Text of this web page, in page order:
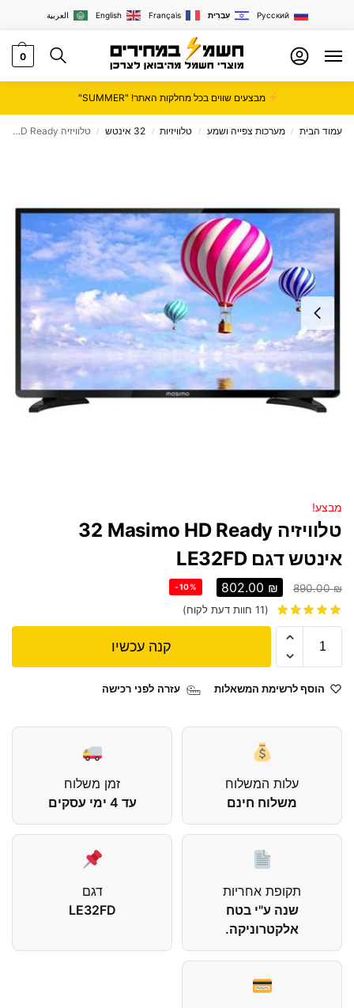
العربية English Français עִבְרִית Русский
0
מבצעים שווים בכל מחלקות האתר! "SUMMER"
עמוד הבית / מערכות צפייה ושמע / טלוויזיות / 32 אינטש / טלוויזיה Masimo HD Ready ‏32 ‏אינטש דגם LE32FD
מבצע!
טלוויזיה Masimo HD Ready ‏32
‏אינטש דגם LE32FD
890.00₪
802.00 ₪
-10%
(
11 חוות דעת לקוח)
קנה עכשיו
הוסף לרשימת המשאלות עזרה לפני רכישה
עלות המשלוח
משלוח חינם
זמן משלוח
עד 4 ימי עסקים
תקופת אחריות
שנה ע"י בטח
אלקטרוניקה.
דגם
LE32FD